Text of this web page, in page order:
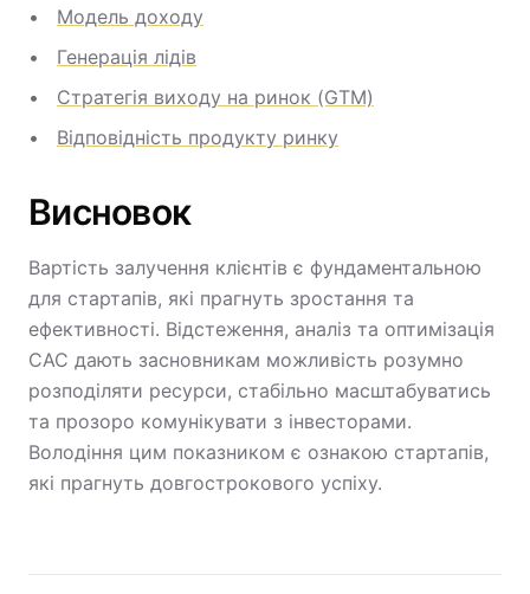
Модель доходу
Генерація лідів
Стратегія виходу на ринок (GTM)
Відповідність продукту ринку
Висновок
Вартість залучення клієнтів є фундаментальною
для стартапів, які прагнуть зростання та
ефективності. Відстеження, аналіз та оптимізація
CAC дають засновникам можливість розумно
розподіляти ресурси, стабільно масштабуватись
та прозоро комунікувати з інвесторами.
Володіння цим показником є ознакою стартапів,
які прагнуть довгострокового успіху.